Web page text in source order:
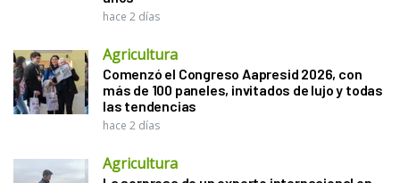
hace 2 días
Agricultura
Comenzó el Congreso Aapresid 2026, con
más de 100 paneles, invitados de lujo y todas
las tendencias
hace 2 días
Agricultura